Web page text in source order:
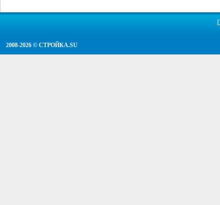
2008-2026 © СТРОЙКА.SU